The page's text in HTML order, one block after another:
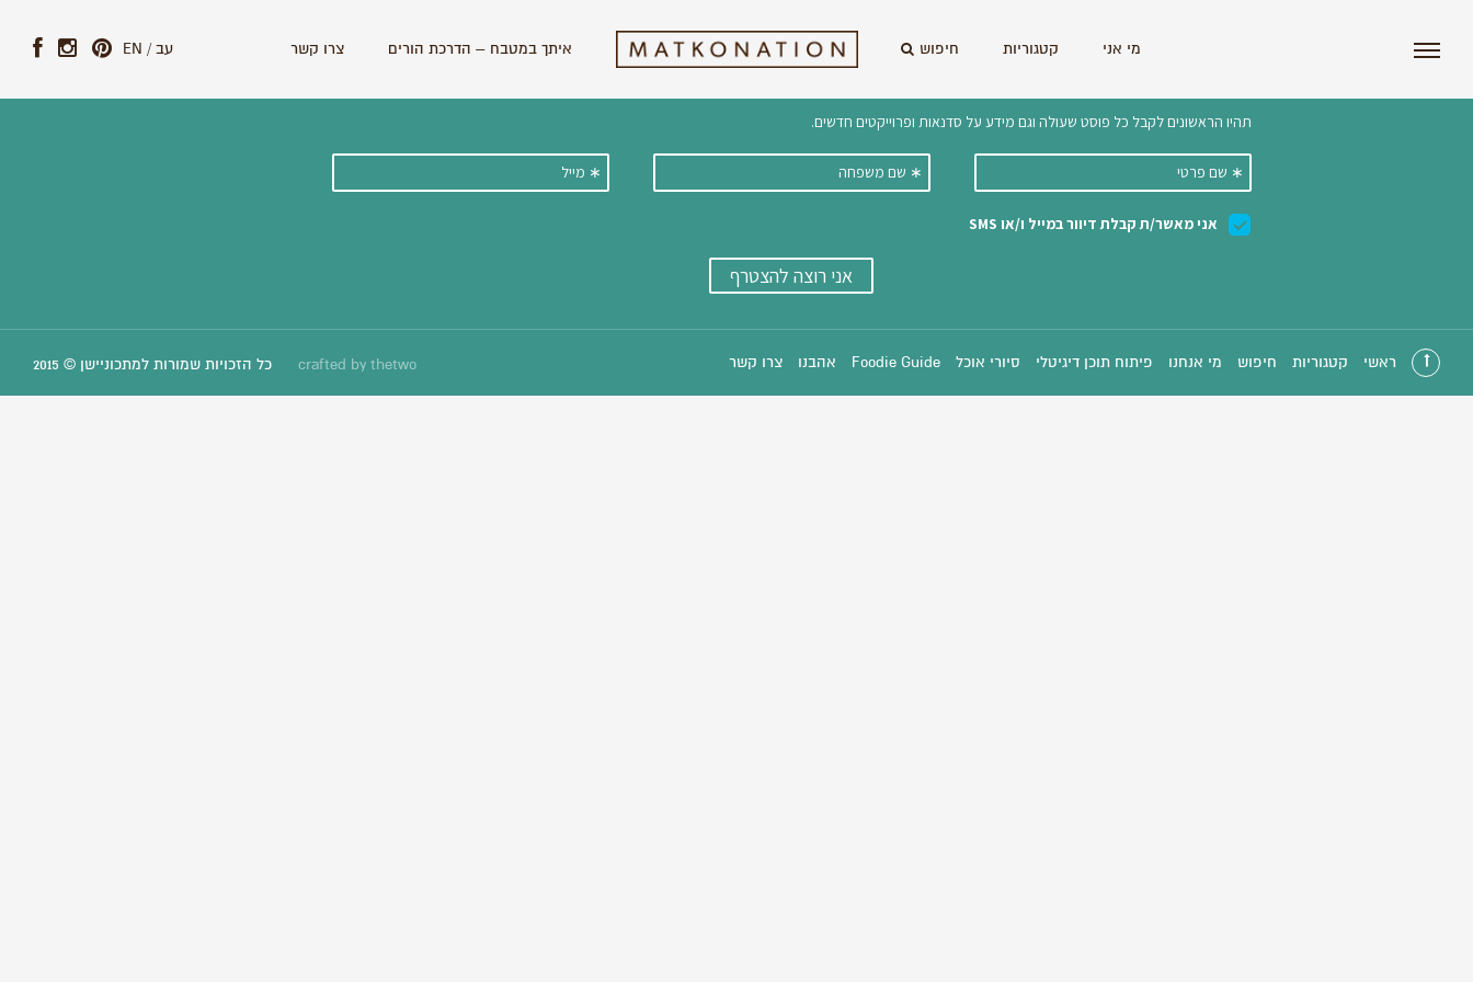
מי אני קטגוריות חיפוש איתך במטבח – הדרכת הורים צרו קשר EN / עב
הצטרפו לניוזלטר שלנו וקבלו ישירות למייל עדכונים על מתכונים וסיפורים חדשים:
ראשי קטגוריות חיפוש מי אנחנו פיתוח תוכן דיגיטלי סיורי אוכל Foodie Guide אהבנו צרו קשר crafted by thetwo כל הזכויות שמורות למתכוניישן © 2015